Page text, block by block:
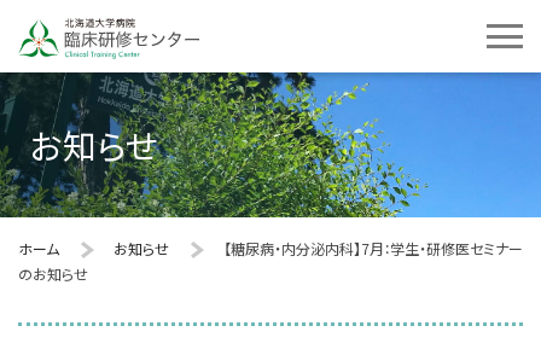
お知らせ
ホーム お知らせ
【糖尿病・内分泌内科】7月：学生・研修医セミナー
のお知らせ